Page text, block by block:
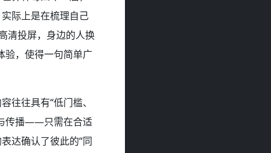
际上是在梳理自己
清投屏，身边的人换
验，使得一句简单广
往往具有“低门槛、
传播——只需在合适
达确认了彼此的“同